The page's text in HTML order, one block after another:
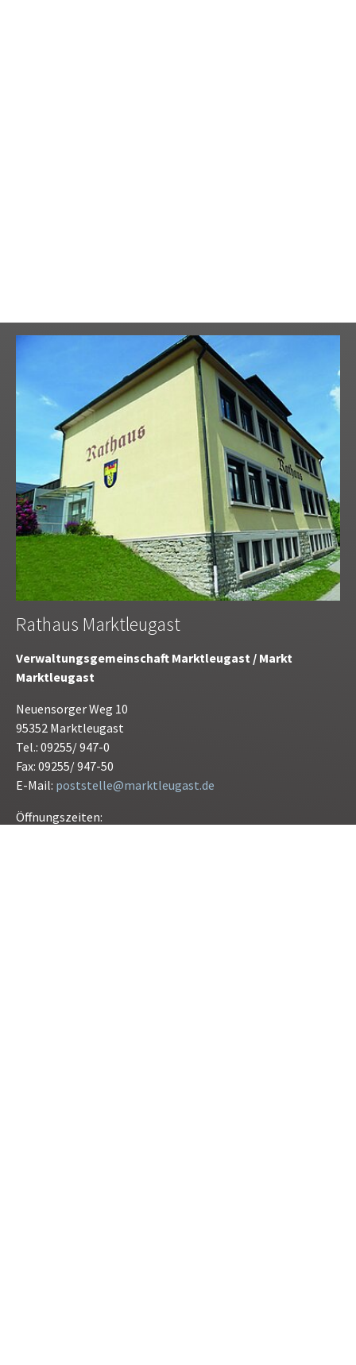
Rathaus Marktleugast
Verwaltungsgemeinschaft Marktleugast / Markt
Marktleugast
Neuensorger Weg 10
95352 Marktleugast
Tel.: 09255/ 947-0
Fax: 09255/ 947-50
E-Mail: poststelle@marktleugast.de
Öffnungszeiten: